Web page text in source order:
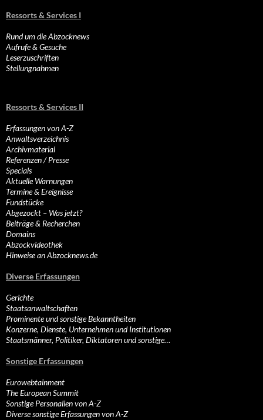
Ressorts & Services I
Rund um die Abzocknews
Aufrufe & Gesuche
Leserzuschriften
Stellungnahmen
Ressorts & Services II
Erfassungen von A-Z
Anwaltsverzeichnis
Archivmaterial
Referenzen / Presse
Specials
Aktuelle Warnungen
Termine & Ereignisse
Fundstücke
Abgezockt – Was jetzt?
Beiträge & Recherchen
Domains
Abzockvideothek
Hinweise an Abzocknews.de
Diverse Erfassungen
Gerichte
Staatsanwaltschaften
Prominente und sonstige Bekanntheiten
Konzerne, Dienste, Unternehmen und Institutionen
Staatsmänner, Politiker, Diktatoren und sonstige…
Sonstige Erfassungen
Eurowebtainment
The European Summit
Sonstige Personalien von A-Z
Diverse sonstige Erfassungen von A-Z